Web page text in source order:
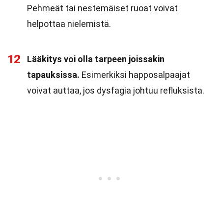
Pehmeät tai nestemäiset ruoat voivat
helpottaa nielemistä.
12
Lääkitys voi olla tarpeen joissakin
tapauksissa. Esimerkiksi happosalpaajat
voivat auttaa, jos dysfagia johtuu refluksista.